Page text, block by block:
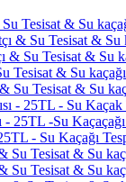
Tesisat & Su
& Su Tesisat & Su
& Su Tesisat & Su
Tesisat & Su
Su Tesisat & Su
- 25TL - Su
- 25TL -Su
- Su Kaçağı
Su Tesisat & Su
Su Tesisat & Su